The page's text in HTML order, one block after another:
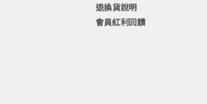
退換貨說明
會員紅利回饋